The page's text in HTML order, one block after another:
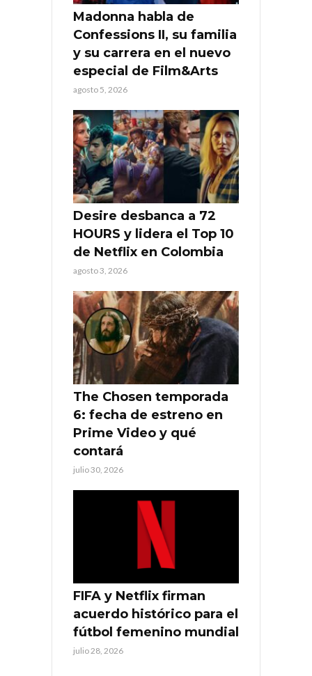
Madonna habla de
Confessions II, su familia
y su carrera en el nuevo
especial de Film&Arts
agosto 5, 2026
Desire desbanca a 72
HOURS y lidera el Top 10
de Netflix en Colombia
agosto 3, 2026
The Chosen temporada
6: fecha de estreno en
Prime Video y qué
contará
julio 30, 2026
FIFA y Netflix firman
acuerdo histórico para el
fútbol femenino mundial
julio 28, 2026